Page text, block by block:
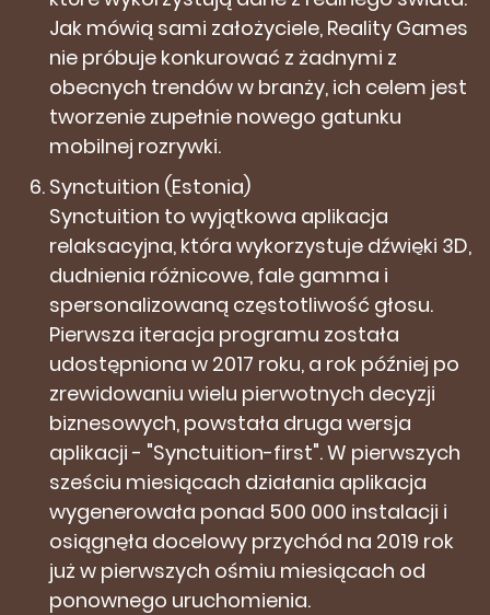
Jak mówią sami założyciele, Reality Games
nie próbuje konkurować z żadnymi z
obecnych trendów w branży, ich celem jest
tworzenie zupełnie nowego gatunku
mobilnej rozrywki.
Synctuition (Estonia)
Synctuition to wyjątkowa aplikacja
relaksacyjna, która wykorzystuje dźwięki 3D,
dudnienia różnicowe, fale gamma i
spersonalizowaną częstotliwość głosu.
Pierwsza iteracja programu została
udostępniona w 2017 roku, a rok później po
zrewidowaniu wielu pierwotnych decyzji
biznesowych, powstała druga wersja
aplikacji - "Synctuition-first". W pierwszych
sześciu miesiącach działania aplikacja
wygenerowała ponad 500 000 instalacji i
osiągnęła docelowy przychód na 2019 rok
już w pierwszych ośmiu miesiącach od
ponownego uruchomienia.